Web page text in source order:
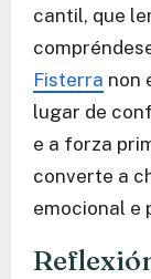
cantil, que
Fisterra non
lugar de
e a forza
converte a
emocional e